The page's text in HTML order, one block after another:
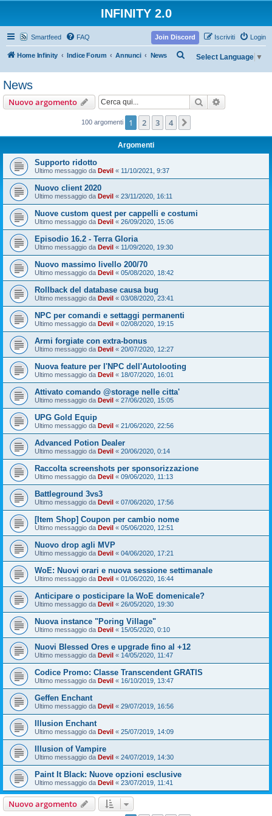
INFINITY 2.0
Smartfeed FAQ Login
Iscriviti
Join Discord
Home Infinity Indice Forum Annunci News Select Language ▼
News
Nuovo argomento Cerca
100 argomenti 1 2 3 4
Argomenti
Supporto ridotto
Ultimo messaggio da Devil « 11/10/2021, 9:37
Nuovo client 2020
Ultimo messaggio da Devil « 23/11/2020, 16:11
Nuove custom quest per cappelli e costumi
Ultimo messaggio da Devil « 26/09/2020, 15:06
Episodio 16.2 - Terra Gloria
Ultimo messaggio da Devil « 11/09/2020, 19:30
Nuovo massimo livello 200/70
Ultimo messaggio da Devil « 05/08/2020, 18:42
Rollback del database causa bug
Ultimo messaggio da Devil « 03/08/2020, 23:41
NPC per comandi e settaggi permanenti
Ultimo messaggio da Devil « 02/08/2020, 19:15
Armi forgiate con extra-bonus
Ultimo messaggio da Devil « 20/07/2020, 12:27
Nuova feature per l'NPC dell'Autolooting
Ultimo messaggio da Devil « 18/07/2020, 16:01
Attivato comando @storage nelle citta'
Ultimo messaggio da Devil « 27/06/2020, 15:05
UPG Gold Equip
Ultimo messaggio da Devil « 21/06/2020, 22:56
Advanced Potion Dealer
Ultimo messaggio da Devil « 20/06/2020, 0:14
Raccolta screenshots per sponsorizzazione
Ultimo messaggio da Devil « 09/06/2020, 11:13
Battleground 3vs3
Ultimo messaggio da Devil « 07/06/2020, 17:56
[Item Shop] Coupon per cambio nome
Ultimo messaggio da Devil « 05/06/2020, 12:51
Nuovo drop agli MVP
Ultimo messaggio da Devil « 04/06/2020, 17:21
WoE: Nuovi orari e nuova sessione settimanale
Ultimo messaggio da Devil « 01/06/2020, 16:44
Anticipare o posticipare la WoE domenicale?
Ultimo messaggio da Devil « 26/05/2020, 19:30
Nuova instance "Poring Village"
Ultimo messaggio da Devil « 15/05/2020, 0:10
Nuovi Blessed Ores e upgrade fino al +12
Ultimo messaggio da Devil « 14/05/2020, 11:47
Codice Promo: Classe Transcendent GRATIS
Ultimo messaggio da Devil « 16/10/2019, 13:47
Geffen Enchant
Ultimo messaggio da Devil « 29/07/2019, 16:56
Illusion Enchant
Ultimo messaggio da Devil « 25/07/2019, 14:09
Illusion of Vampire
Ultimo messaggio da Devil « 24/07/2019, 14:30
Paint It Black: Nuove opzioni esclusive
Ultimo messaggio da Devil « 23/07/2019, 11:41
Nuovo argomento